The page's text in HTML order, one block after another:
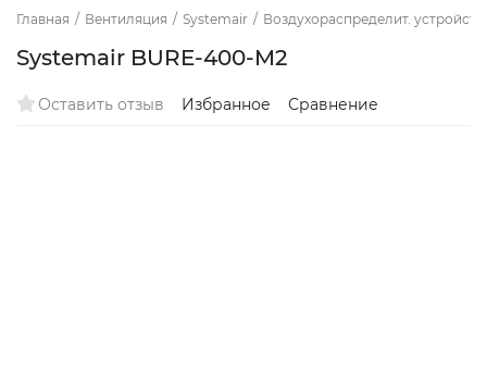
Главная / Вентиляция / Systemair / Воздухораспределит.
Systemair BURE-400-M2
Оставить отзыв Избранное Сравнение